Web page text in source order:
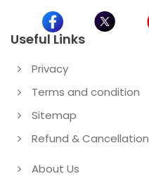
Useful Links
Privacy
Terms and condition
Sitemap
Refund & Cancellation
About Us